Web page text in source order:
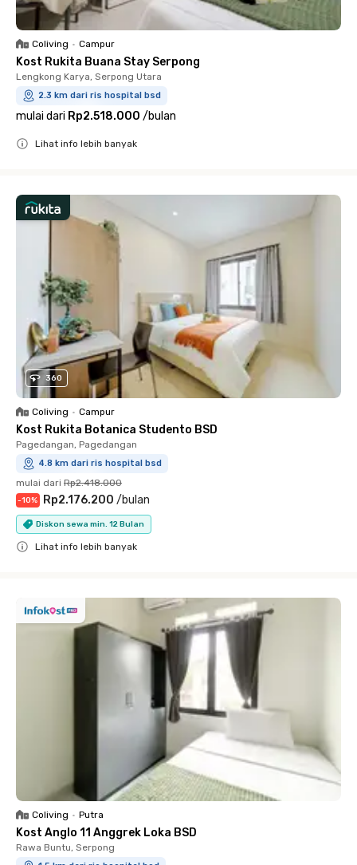
Coliving • Campur
Kost Rukita Buana Stay Serpong
Lengkong Karya, Serpong Utara
2.3 km dari ris hospital bsd
mulai dari Rp2.518.000 /bulan
Lihat info lebih banyak
360
Coliving • Campur
Kost Rukita Botanica Studento BSD
Pagedangan, Pagedangan
4.8 km dari ris hospital bsd
mulai dari Rp2.418.000
-10% Rp2.176.200 /bulan
Diskon sewa min. 12 Bulan
Lihat info lebih banyak
Coliving • Putra
Kost Anglo 11 Anggrek Loka BSD
Rawa Buntu, Serpong